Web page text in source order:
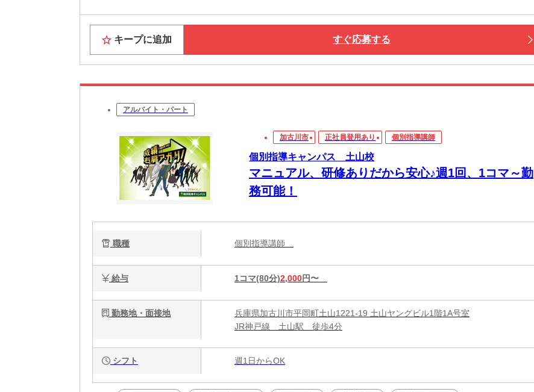
Web面接・電話面接・対面面接から、ご希望の方法を選べます◎
キープに追加 すぐ応募する
アルバイト・パート
加古川市 正社員登用あり 個別指導講師
個別指導キャンパス 土山校
マニュアル、研修ありだから安心♪週1回、1コマ～勤
務可能！
職種 個別指導講師
給与 1コマ(80分)2,000円〜
勤務地・面接地
兵庫県加古川市平岡町土山1221-19 土山ヤングビル1階1A号室
JR神戸線 土山駅 徒歩4分
シフト 週1日からOK